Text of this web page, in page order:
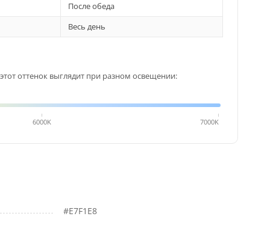
После обеда
Весь день
оттенок выглядит при разном освещении:
6000K 7000K
#E7F1E8